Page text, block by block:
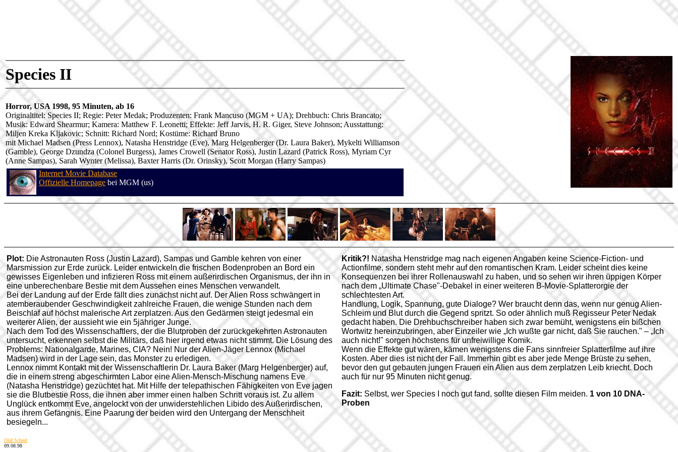
Species II
Horror, USA 1998, 95 Minuten, ab 16
Originaltitel: Species II; Regie: Peter Medak; Produzenten: Frank Mancuso (MGM + UA); Drehbuch: Chris Brancato;
Musik: Edward Shearmur; Kamera: Matthew F. Leonetti; Effekte: Jeff Jarvis, H. R. Giger, Steve Johnson; Ausstattung:
Miljen Kreka Kljakovic; Schnitt: Richard Nord; Kostüme: Richard Bruno
mit Michael Madsen (Press Lennox), Natasha Henstridge (Eve), Marg Helgenberger (Dr. Laura Baker), Mykelti Williamson
(Gamble), George Dzundza (Colonel Burgess), James Crowell (Senator Ross), Justin Lazard (Patrick Ross), Myriam Cyr
(Anne Sampas), Sarah Wynter (Melissa), Baxter Harris (Dr. Orinsky), Scott Morgan (Harry Sampas)
Internet Movie Database
Offizielle Homepage bei MGM (us)
Plot: Die Astronauten Ross (Justin Lazard), Sampas und Gamble kehren von einer
Marsmission zur Erde zurück. Leider entwickeln die frischen Bodenproben an Bord ein
gewisses Eigenleben und infizieren Ross mit einem außerirdischen Organismus, der ihn in
eine unberechenbare Bestie mit dem Aussehen eines Menschen verwandelt.
Bei der Landung auf der Erde fällt dies zunächst nicht auf. Der Alien Ross schwängert in
atemberaubender Geschwindigkeit zahlreiche Frauen, die wenige Stunden nach dem
Beischlaf auf höchst malerische Art zerplatzen. Aus den Gedärmen steigt jedesmal ein
weiterer Alien, der aussieht wie ein 5jähriger Junge.
Nach dem Tod des Wissenschaftlers, der die Blutproben der zurückgekehrten Astronauten
untersucht, erkennen selbst die Militärs, daß hier irgend etwas nicht stimmt. Die Lösung des
Problems: Nationalgarde, Marines, CIA? Nein! Nur der Alien-Jäger Lennox (Michael
Madsen) wird in der Lage sein, das Monster zu erledigen.
Lennox nimmt Kontakt mit der Wissenschaftlerin Dr. Laura Baker (Marg Helgenberger) auf,
die in einem streng abgeschirmten Labor eine Alien-Mensch-Mischung namens Eve
(Natasha Henstridge) gezüchtet hat. Mit Hilfe der telepathischen Fähigkeiten von Eve jagen
sie die Blutbestie Ross, die ihnen aber immer einen halben Schritt voraus ist. Zu allem
Unglück entkommt Eve, angelockt von der unwiderstehlichen Libido des Außerirdischen,
aus ihrem Gefängnis. Eine Paarung der beiden wird den Untergang der Menschheit
besiegeln...
Kritik?! Natasha Henstridge mag nach eigenen Angaben keine Science-Fiction- und
Actionfilme, sondern steht mehr auf den romantischen Kram. Leider scheint dies keine
Konsequenzen bei ihrer Rollenauswahl zu haben, und so sehen wir ihren üppigen Körper
nach dem „Ultimate Chase"-Debakel in einer weiteren B-Movie-Splatterorgie der
schlechtesten Art.
Handlung, Logik, Spannung, gute Dialoge? Wer braucht denn das, wenn nur genug Alien-
Schleim und Blut durch die Gegend spritzt. So oder ähnlich muß Regisseur Peter Nedak
gedacht haben. Die Drehbuchschreiber haben sich zwar bemüht, wenigstens ein bißchen
Wortwitz hereinzubringen, aber Einzeiler wie „Ich wußte gar nicht, daß Sie rauchen." – „Ich
auch nicht!" sorgen höchstens für unfreiwillige Komik.
Wenn die Effekte gut wären, kämen wenigstens die Fans sinnfreier Splatterfilme auf ihre
Kosten. Aber dies ist nicht der Fall. Immerhin gibt es aber jede Menge Brüste zu sehen,
bevor den gut gebauten jungen Frauen ein Alien aus dem zerplatzen Leib kriecht. Doch
auch für nur 95 Minuten nicht genug.
Fazit: Selbst, wer Species I noch gut fand, sollte diesen Film meiden. 1 von 10 DNA-
Proben
Olaf Scheel
09.08.98